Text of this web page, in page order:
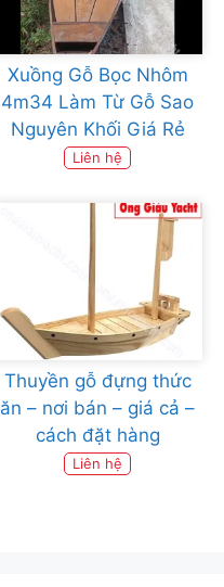
Xuồng Gỗ Bọc Nhôm
4m34 Làm Từ Gỗ Sao
Nguyên Khối Giá Rẻ
Liên hệ
Thuyền gỗ đựng thức
ăn – nơi bán – giá cả –
cách đặt hàng
Liên hệ